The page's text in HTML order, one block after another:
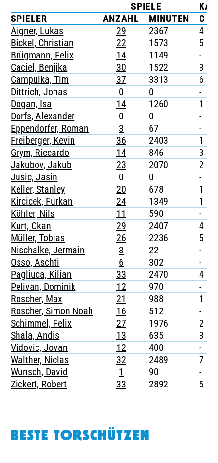
TICKETING
SPIELE
SPIELER
ANZAHL MINUTEN G
Aigner, Lukas
29 2367 4
Bickel, Christian
22 1573 5
Brügmann, Felix
14 1149 -
Caciel, Benjika
30 1522 3
Campulka, Tim
37 3313 6
Dittrich, Jonas
0 0 -
Dogan, Isa
14 1260 1
Dorfs, Alexander
0 0 -
Eppendorfer, Roman
3 67 -
Freiberger, Kevin
36 2403 1
Grym, Riccardo
14 846 3
Jakubov, Jakub
23 2070 2
Jusic, Jasin
0 0 -
Keller, Stanley
20 678 1
Kircicek, Furkan
24 1349 1
Köhler, Nils
11 590 -
Kurt, Okan
29 2407 4
Müller, Tobias
26 2236 5
Nischalke, Jermain
3 22 -
Osso, Aschti
6 302 -
Pagliuca, Kilian
33 2470 4
Pelivan, Dominik
12 970 -
Roscher, Max
21 988 1
Roscher, Simon Noah
16 512 -
Schimmel, Felix
27 1976 2
Shala, Andis
13 635 3
Vidovic, Jovan
12 400 -
Walther, Niclas
32 2489 7
Wunsch, David
1 90 -
Zickert, Robert
33 2892 5
BESTE TORSCHÜTZEN